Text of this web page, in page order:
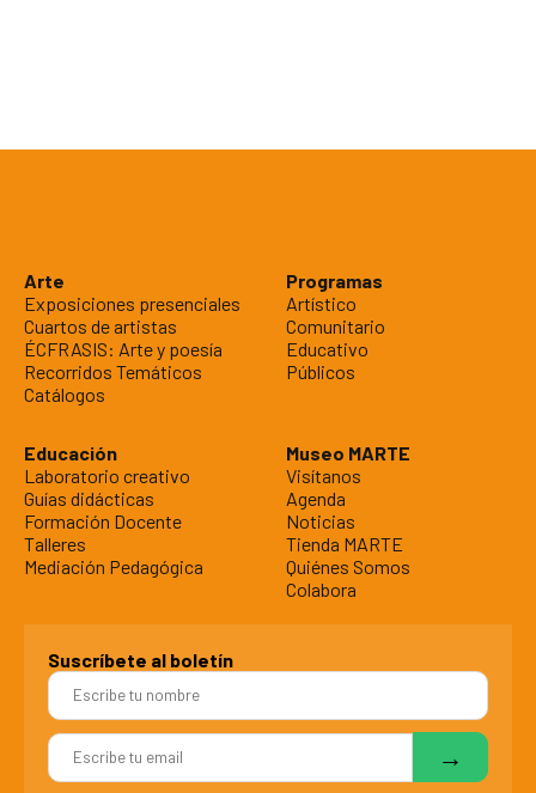
Arte
Exposiciones presenciales
Cuartos de artistas
ÉCFRASIS: Arte y poesía
Recorridos Temáticos
Catálogos
Programas
Artístico
Comunitario
Educativo
Públicos
Educación
Laboratorio creativo
Guías didácticas
Formación Docente
Talleres
Mediación Pedagógica
Museo MARTE
Visítanos
Agenda
Noticias
Tienda MARTE
Quiénes Somos
Colabora
Suscríbete al boletín